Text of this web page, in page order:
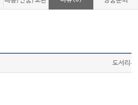
도서리뷰